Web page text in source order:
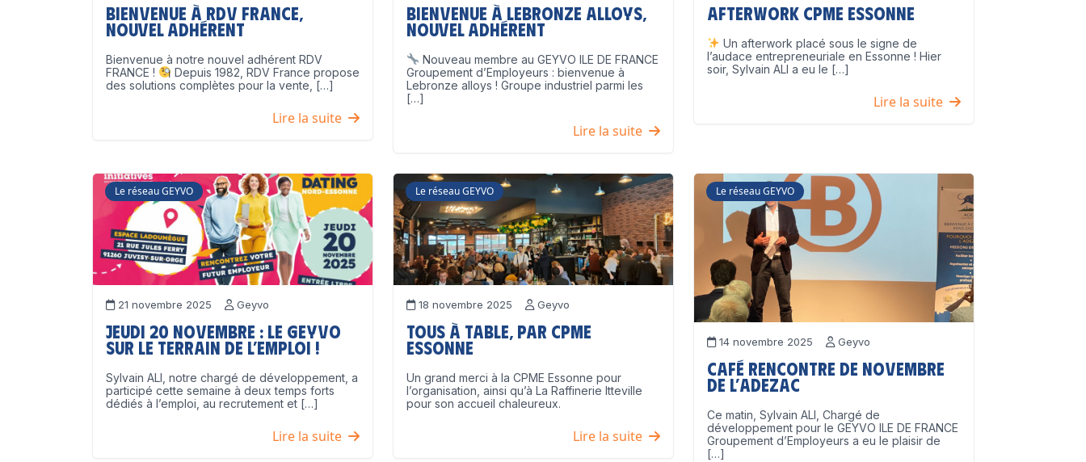
Bienvenue à RDV France,
nouvel adhérent
Bienvenue à notre nouvel adhérent RDV
FRANCE !
Depuis 1982, RDV France propose
des solutions complètes pour la vente, […]
Lire la suite
Bienvenue à Lebronze Alloys,
nouvel adhérent
Nouveau membre au GEYVO ILE DE FRANCE
Groupement d’Employeurs : bienvenue à
Lebronze alloys ! Groupe industriel parmi les
[…]
Lire la suite
Afterwork CPME Essonne
Un afterwork placé sous le signe de
l’audace entrepreneuriale en Essonne ! Hier
soir, Sylvain ALI a eu le […]
Lire la suite
Le réseau GEYVO
21 novembre 2025 Geyvo
Jeudi 20 novembre : le GEYVO
sur le terrain de l’emploi !
Sylvain ALI, notre chargé de développement, a
participé cette semaine à deux temps forts
dédiés à l’emploi, au recrutement et […]
Lire la suite
Le réseau GEYVO
18 novembre 2025 Geyvo
Tous à table, par CPME
Essonne
Un grand merci à la CPME Essonne pour
l’organisation, ainsi qu’à La Raffinerie Itteville
pour son accueil chaleureux.
Lire la suite
Le réseau GEYVO
14 novembre 2025 Geyvo
Café Rencontre de Novembre
de l’ADEZAC
Ce matin, Sylvain ALI, Chargé de
développement pour le GEYVO ILE DE FRANCE
Groupement d’Employeurs a eu le plaisir de
[…]